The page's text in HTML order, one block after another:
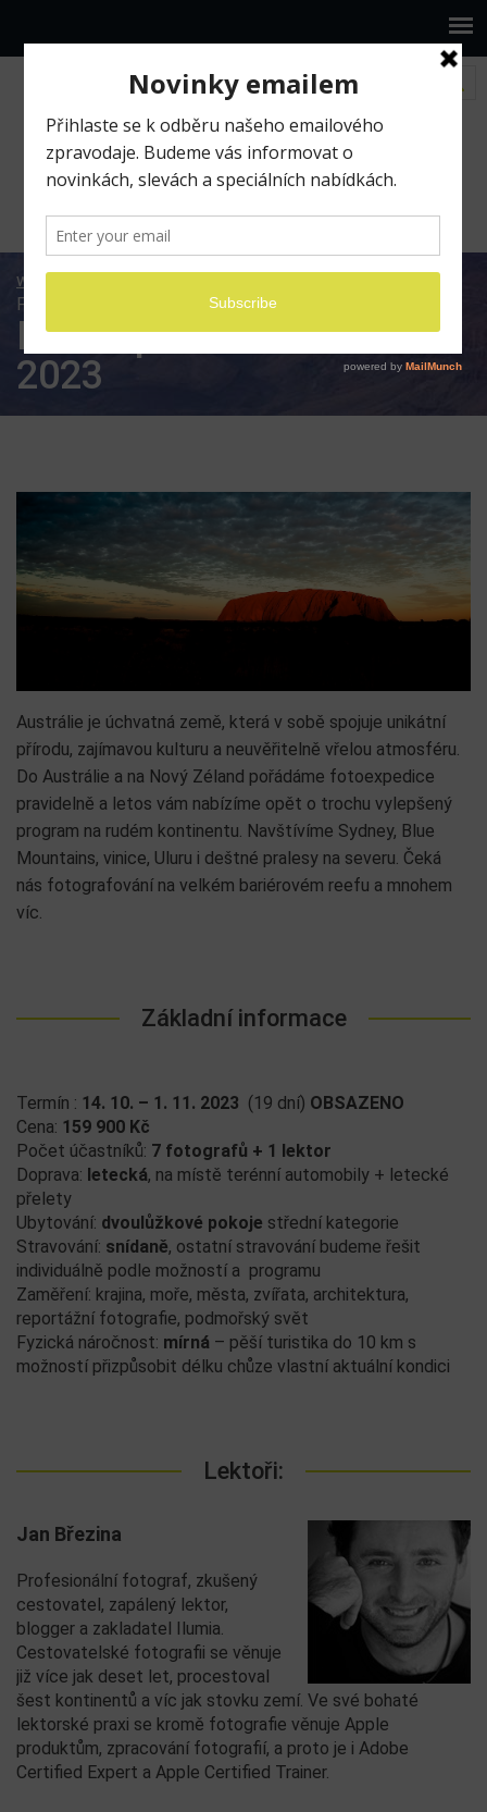
www.ilumio.cz
Fotoexpedice Austrálie 2023
Fotoexpedice Austrálie
2023
Austrálie je úchvatná země, která v sobě spojuje unikátní
přírodu, zajímavou kulturu a neuvěřitelně vřelou atmosféru.
Do Austrálie a na Nový Zéland pořádáme fotoexpedice
pravidelně a letos vám nabízíme opět o trochu vylepšený
program na rudém kontinentu. Navštívíme Sydney, Blue
Mountains, vinice, Uluru i deštné pralesy na severu. Čeká
nás fotografování na velkém bariérovém reefu a mnohem
víc.
Základní informace
Termín : 14. 10. – 1. 11. 2023 (19 dní) OBSAZENO
Cena: 159 900 Kč
Počet účastníků: 7 fotografů + 1 lektor
Doprava: letecká, na místě terénní automobily + letecké
přelety
Ubytování: dvoulůžkové pokoje střední kategorie
Stravování: snídaně, ostatní stravování budeme řešit
individuálně podle možností a programu
Zaměření: krajina, moře, města, zvířata, architektura,
reportážní fotografie, podmořský svět
Fyzická náročnost: mírná – pěší turistika do 10 km s
možností přizpůsobit délku chůze vlastní aktuální kondici
Lektoři:
Jan Březina
Profesionální fotograf, zkušený
cestovatel, zapálený lektor,
blogger a zakladatel Ilumia.
Cestovatelské fotografii se věnuje
již více jak deset let, procestoval
šest kontinentů a víc jak stovku zemí. Ve své bohaté
lektorské praxi se kromě fotografie věnuje Apple
produktům, zpracování fotografií, a proto je i Adobe
Certified Expert a Apple Certified Trainer.